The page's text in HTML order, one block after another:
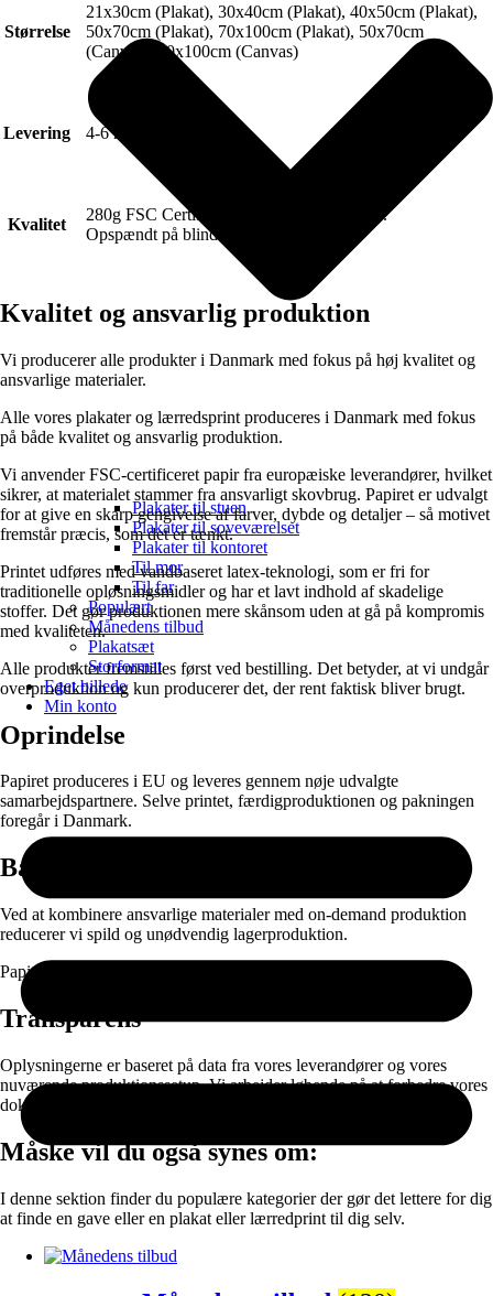
Plakater til stuen
Plakater til soveværelset
Plakater til kontoret
Til mor
Til far
Populært
Månedens tilbud
Plakatsæt
Storformat
Eget billede
Min konto
Størrelse
21x30cm (Plakat), 30x40cm (Plakat), 40x50cm (Plakat),
50x70cm (Plakat), 70x100cm (Plakat), 50x70cm
(Canvas), 70x100cm (Canvas)
Levering 4-6 hverdage.
Kvalitet
280g FSC Certificeret Art canvas (Lærred).
Opspændt på blindramme.
Kvalitet og ansvarlig produktion
Vi producerer alle produkter i Danmark med fokus på høj kvalitet og
ansvarlige materialer.
Alle vores plakater og lærredsprint produceres i Danmark med fokus
på både kvalitet og ansvarlig produktion.
Vi anvender FSC-certificeret papir fra europæiske leverandører, hvilket
sikrer, at materialet stammer fra ansvarligt skovbrug. Papiret er udvalgt
for at give en skarp gengivelse af farver, dybde og detaljer – så motivet
fremstår præcis, som det er tænkt.
Printet udføres med vandbaseret latex-teknologi, som er fri for
traditionelle opløsningsmidler og har et lavt indhold af skadelige
stoffer. Det gør produktionen mere skånsom uden at gå på kompromis
med kvaliteten.
Alle produkter fremstilles først ved bestilling. Det betyder, at vi undgår
overproduktion og kun producerer det, der rent faktisk bliver brugt.
Oprindelse
Papiret produceres i EU og leveres gennem nøje udvalgte
samarbejdspartnere. Selve printet, færdigproduktionen og pakningen
foregår i Danmark.
Bæredygtighed
Ved at kombinere ansvarlige materialer med on-demand produktion
reducerer vi spild og unødvendig lagerproduktion.
Papir og emballage kan sorteres til genanvendelse efter brug.
Transparens
Oplysningerne er baseret på data fra vores leverandører og vores
nuværende produktionssetup. Vi arbejder løbende på at forbedre vores
dokumentation og materialevalg.
Måske vil du også synes om:
I denne sektion finder du populære kategorier der gør det lettere for dig
at finde en gave eller en plakat eller lærredprint til dig selv.